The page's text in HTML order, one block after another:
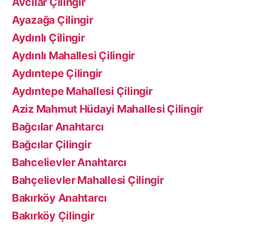
Ayazağa Çilingir
Aydınlı Çilingir
Aydınlı Mahallesi Çilingir
Aydıntepe Çilingir
Aydıntepe Mahallesi Çilingir
Aziz Mahmut Hüdayi Mahallesi Çilingir
Bağcılar Anahtarcı
Bağcılar Çilingir
Bahcelievler Anahtarcı
Bahçelievler Mahallesi Çilingir
Bakırköy Anahtarcı
Bakırköy Çilingir